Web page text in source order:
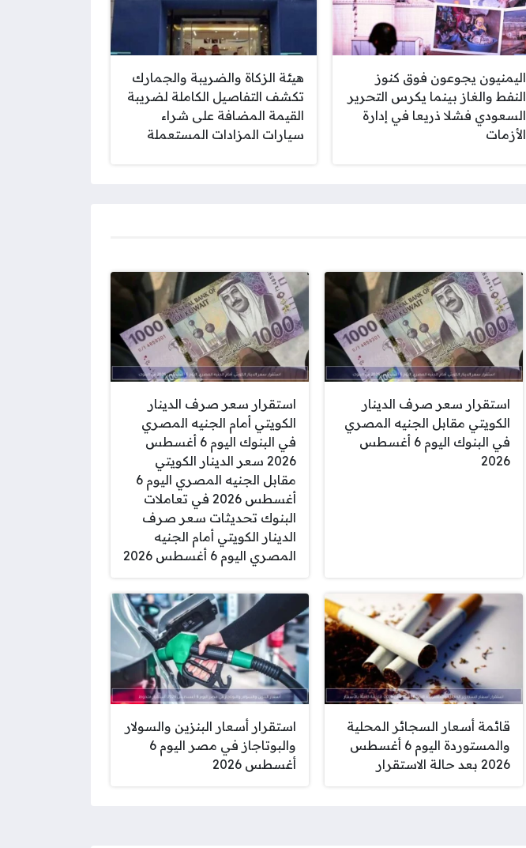
اليمنيون يجوعون فوق كنوز
النفط والغاز بينما يكرس التحرير
السعودي فشلا ذريعا في إدارة
الأزمات
هيئة الزكاة والضريبة والجمارك
تكشف التفاصيل الكاملة لضريبة
القيمة المضافة على شراء
سيارات المزادات المستعملة
استقرار سعر صرف الدينار
الكويتي مقابل الجنيه المصري
في البنوك اليوم 6 أغسطس
2026
استقرار سعر صرف الدينار
الكويتي أمام الجنيه المصري
في البنوك اليوم 6 أغسطس
2026 سعر الدينار الكويتي
مقابل الجنيه المصري اليوم 6
أغسطس 2026 في تعاملات
البنوك تحديثات سعر صرف
الدينار الكويتي أمام الجنيه
المصري اليوم 6 أغسطس 2026
قائمة أسعار السجائر المحلية
والمستوردة اليوم 6 أغسطس
2026 بعد حالة الاستقرار
استقرار أسعار البنزين والسولار
والبوتاجاز في مصر اليوم 6
أغسطس 2026